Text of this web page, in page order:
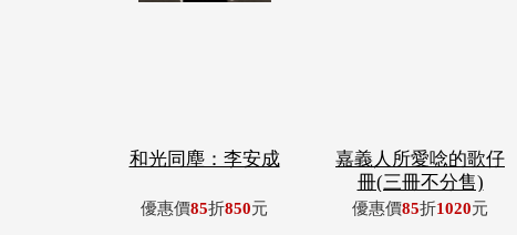
和光同塵：李安成
優惠價85折850元
嘉義人所愛唸的歌仔
冊(三冊不分售)
優惠價85折1020元